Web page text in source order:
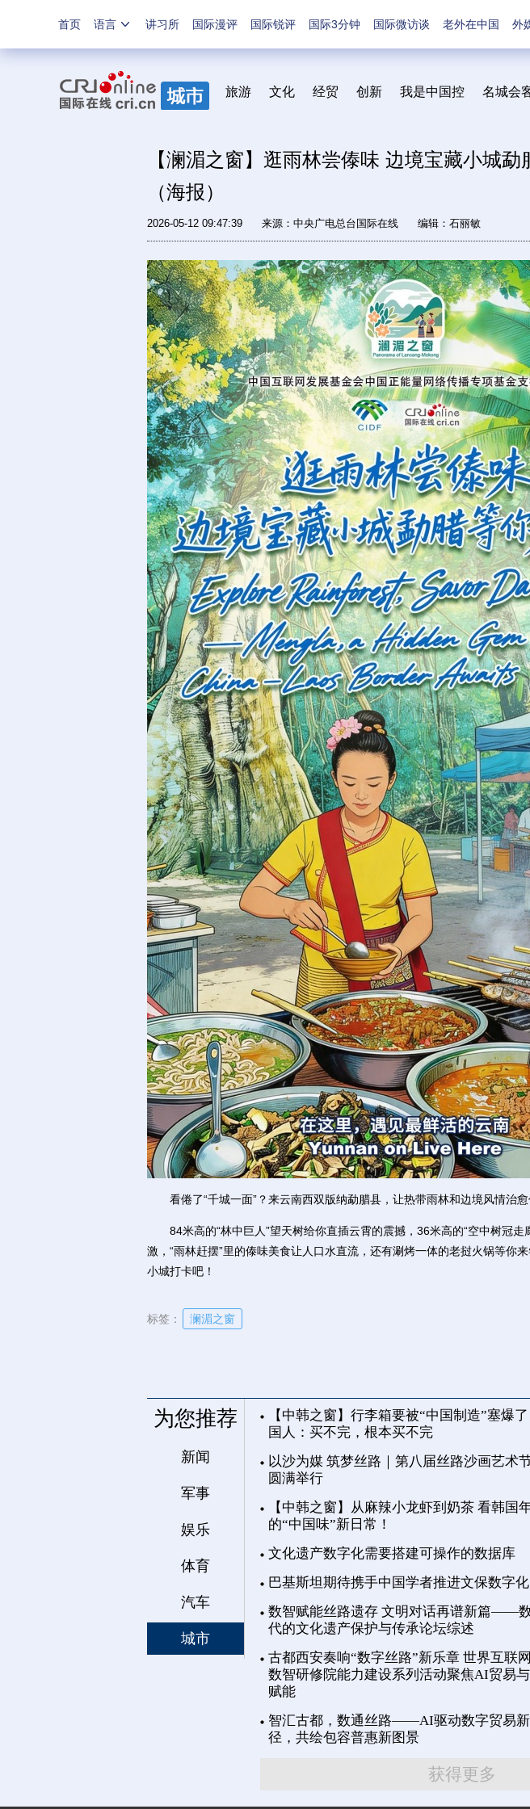
首页 语言 讲习所 国际漫评 国际锐评 国际3分钟 国际微访谈 老外在中国 外
旅游 文化 经贸 创新 我是中国控 名城会
【澜湄之窗】逛雨林尝傣味 边境宝藏小城勐
（海报）
2026-05-12 09:47:39 来源：中央广电总台国际在线 编辑：石丽敏
看倦了“千城一面”？来云南西双版纳勐腊县，让热带雨林和边境风情治愈
84米高的“林中巨人”望天树给你直插云霄的震撼，36米高的“空中树冠走
激，“雨林赶摆”里的傣味美食让人口水直流，还有涮烤一体的老挝火锅等
小城打卡吧！
标签： 澜湄之窗
为您推荐
新闻
军事
娱乐
体育
汽车
城市
【中韩之窗】行李箱要被“中国制造”塞爆
国人：买不完，根本买不完
以沙为媒 筑梦丝路｜第八届丝路沙画艺术
圆满举行
【中韩之窗】从麻辣小龙虾到奶茶 看韩国
的“中国味”新日常！
文化遗产数字化需要搭建可操作的数据库
巴基斯坦期待携手中国学者推进文保数字化
数智赋能丝路遗存 文明对话再谱新篇——
代的文化遗产保护与传承论坛综述
古都西安奏响“数字丝路”新乐章 世界互联
数智研修院能力建设系列活动聚焦AI贸易
赋能
智汇古都，数通丝路——AI驱动数字贸易
径，共绘包容普惠新图景
获得更多